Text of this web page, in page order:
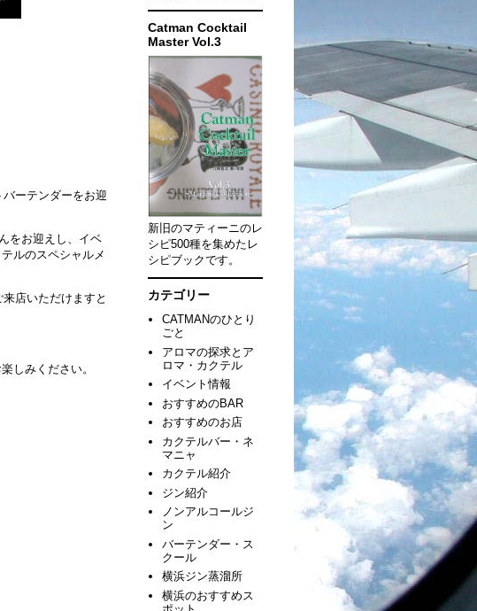
ーテンダーをお迎
をお迎えし、イベ
ルのスペシャルメ
店いただけますと
しみください。
Catman Cocktail
Master Vol.3
新旧のマティーニのレ
シピ500種を集めたレ
シピブックです。
カテゴリー
CATMANのひとり
ごと
アロマの探求とア
ロマ・カクテル
イベント情報
おすすめのBAR
おすすめのお店
カクテルバー・ネ
マニャ
カクテル紹介
ジン紹介
ノンアルコールジ
ン
バーテンダー・ス
クール
横浜ジン蒸溜所
横浜のおすすめス